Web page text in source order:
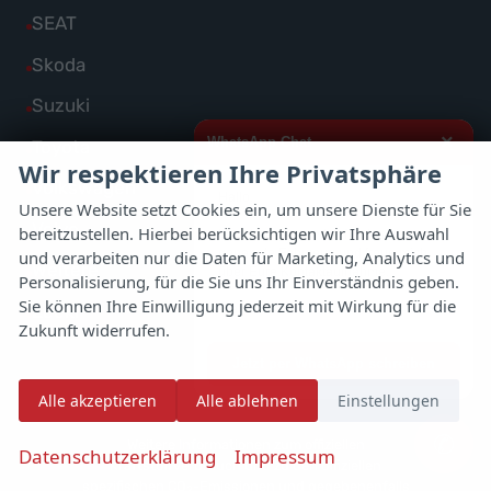
WhatsApp Chat ×
ich interessiere mich für das oben
genannte Fahrzeug und freue mich
über Eure Kontaktaufnahme.
Viele Grüße
anzeigen
Porsche
anzeigen
Fahrzeuge
Renault
anzeigen
SEAT
Alle
Fahrzeuge
SEAT
Skoda
Alle
Fahrzeuge
Suzuki
Alle
Fahrzeuge
von
Suzuki
anzeigen
Toyota
Alle
Fahrzeuge
von
Toyota
anzeigen
Volkswagen
Alle
Fahrzeuge
von
Volkswagen
anzeigen
Volvo
Alle
Fahrzeuge
von
Volvo
Weitere
Alle
Fahrzeuge
von
anzeigen
Zeekr
Alle
Fahrzeuge
von
Zeekr
Kraftstoffverbrauch und zu den offiziellen
Wir respektieren Ihre Privatsphäre
Unsere Website setzt Cookies ein, um unsere Dienste für Sie
bereitzustellen. Hierbei berücksichtigen wir Ihre Auswahl
und verarbeiten nur die Daten für Marketing, Analytics und
Personalisierung, für die Sie uns Ihr Einverständnis geben.
Sie können Ihre Einwilligung jederzeit mit Wirkung für die
Zukunft widerrufen.
Alle akzeptieren Alle ablehnen Einstellungen
Datenschutzerklärung Impressum